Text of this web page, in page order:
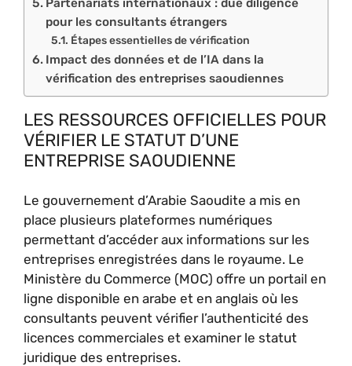
pour les consultants étrangers
Étapes essentielles de vérification
Impact des données et de l’IA dans la
vérification des entreprises saoudiennes
LES RESSOURCES OFFICIELLES POUR
VÉRIFIER LE STATUT D’UNE
ENTREPRISE SAOUDIENNE
Le gouvernement d’Arabie Saoudite a mis en
place plusieurs plateformes numériques
permettant d’accéder aux informations sur les
entreprises enregistrées dans le royaume. Le
Ministère du Commerce (MOC) offre un portail en
ligne disponible en arabe et en anglais où les
consultants peuvent vérifier l’authenticité des
licences commerciales et examiner le statut
juridique des entreprises.